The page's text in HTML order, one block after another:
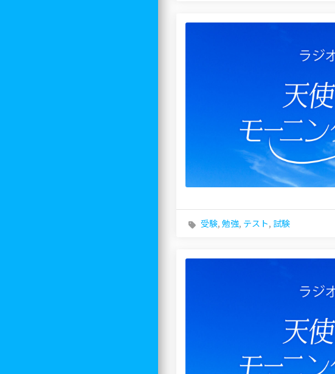
受験, 勉強, テスト, 試験